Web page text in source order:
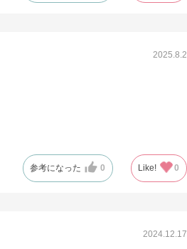
2025.8.2
参考になった 0 Like! 0
2024.12.17